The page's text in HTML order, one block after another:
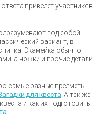
приведет участников
под собой
вариант, в
Скамейка обычно
а ножки и прочие детали
самые разные предметы
для квеста . А так же
и как их подготовить